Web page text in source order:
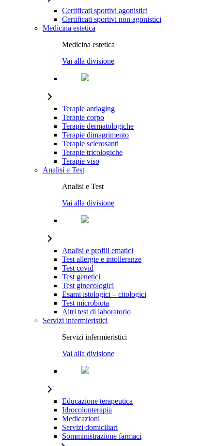
Certificati sportivi agonistici
Certificati sportivi non agonistici
Medicina estetica
Medicina estetica
Vai alla divisione
Terapie antiaging
Terapie corpo
Terapie dermatologiche
Terapie dimagrimento
Terapie sclerosanti
Terapie tricologiche
Terapie viso
Analisi e Test
Analisi e Test
Vai alla divisione
Analisi e profili ematici
Test allergie e intolleranze
Test covid
Test genetici
Test ginecologici
Esami istologici – citologici
Test microbiota
Altri test di laboratorio
Servizi infermieristici
Servizi infermieristici
Vai alla divisione
Educazione terapeutica
Idrocolonterapia
Medicazioni
Servizi domiciliari
Somministrazione farmaci